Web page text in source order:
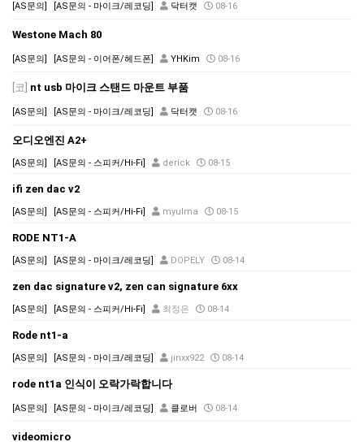
[AS문의] [AS문의 - 마이크/레코딩] 닥터캣 08-16
Westone Mach 80
[AS문의] [AS문의 - 이어폰/헤드폰] YHKim 08-16
[코] nt usb 마이크 스탠드 마운트 부품
[AS문의] [AS문의 - 마이크/레코딩] 닥터캣 08-16
오디오엔진 A2+
[AS문의] [AS문의 - 스피커/Hi-Fi] derick 08-15
ifi zen dac v2
[AS문의] [AS문의 - 스피커/Hi-Fi] myulma 08-15
RODE NT1-A
[AS문의] [AS문의 - 마이크/레코딩] DOPELY 08-14
zen dac signature v2, zen can signature 6xx
[AS문의] [AS문의 - 스피커/Hi-Fi] 최정은 08-14
Rode nt1-a
[AS문의] [AS문의 - 마이크/레코딩] jinxx922 08-14
rode nt1a 인식이 오락가락합니다
[AS문의] [AS문의 - 마이크/레코딩] 클로버 08-14
videomicro